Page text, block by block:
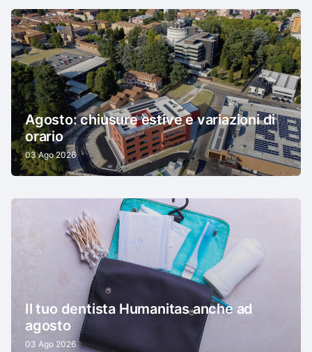
Agosto: chiusure estive e variazioni di
orario
03 Ago 2026
Il tuo dentista Humanitas anche ad
agosto
03 Ago 2026